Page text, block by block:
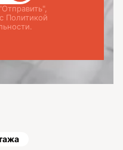
Политикой